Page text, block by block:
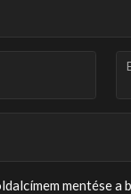
mentése